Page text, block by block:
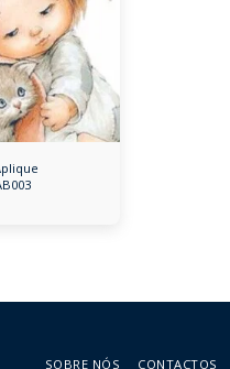
SOBRE NÓS CONTACTOS